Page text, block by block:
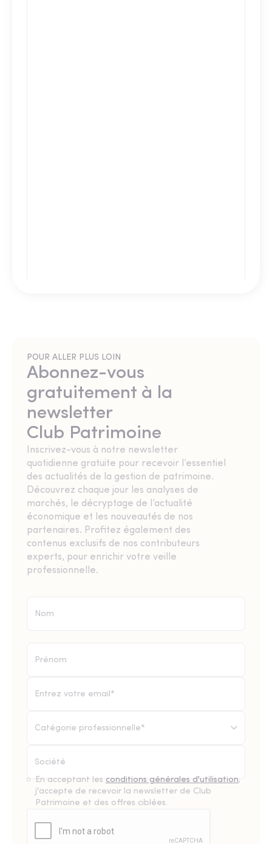
POUR ALLER PLUS LOIN
Abonnez-vous
gratuitement à la
newsletter
Club Patrimoine
Inscrivez-vous à notre newsletter
quotidienne gratuite pour recevoir l’essentiel
des actualités de la gestion de patrimoine.
Découvrez chaque jour les analyses de
marchés, le décryptage de l’actualité
économique et les nouveautés de nos
partenaires. Profitez également des
contenus exclusifs de nos contributeurs
experts, pour enrichir votre veille
professionnelle.
Catégorie professionnelle*
En acceptant les conditions générales d'utilisation,
j'accepte de recevoir la newsletter de Club
Patrimoine et des offres ciblées.